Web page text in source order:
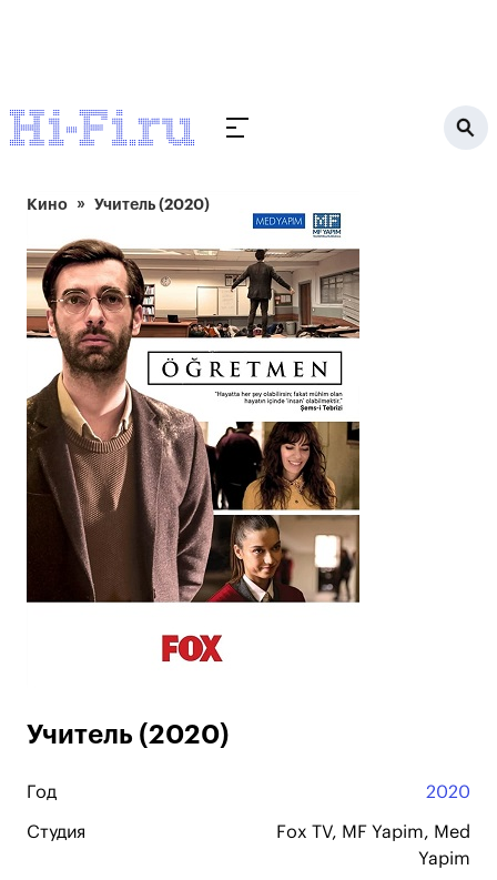
Кино Учитель (2020)
Учитель (2020)
Год 2020
Студия
Fox TV, MF Yapim, Med
Yapim